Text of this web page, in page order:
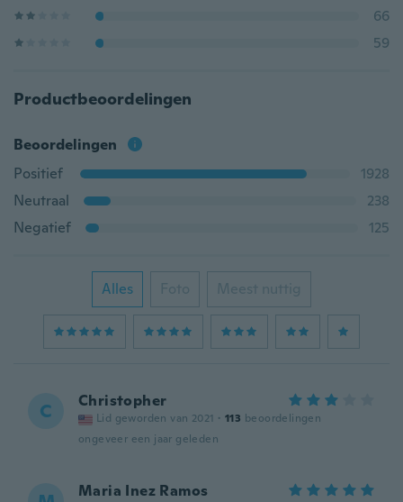
66
59
Productbeoordelingen
Beoordelingen
Positief
1928
Neutraal
238
Negatief
125
Alles Foto Meest nuttig
C Christopher
Lid geworden van 2021 · 113 beoordelingen
ongeveer een jaar geleden
Maria Inez Ramos